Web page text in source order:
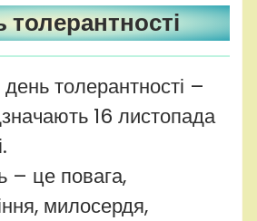
толерантності –
16 листопада
– це повага,
милосердя,